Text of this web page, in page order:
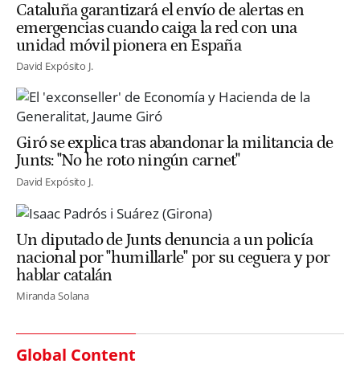
Cataluña garantizará el envío de alertas en
emergencias cuando caiga la red con una
unidad móvil pionera en España
David Expósito J.
Giró se explica tras abandonar la militancia de
Junts: "No he roto ningún carnet"
David Expósito J.
Un diputado de Junts denuncia a un policía
nacional por "humillarle" por su ceguera y por
hablar catalán
Miranda Solana
Global Content